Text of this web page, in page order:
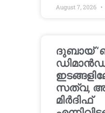
August 7, 2026
ദുബായ്
സത്വ,
മിർദിഫ്